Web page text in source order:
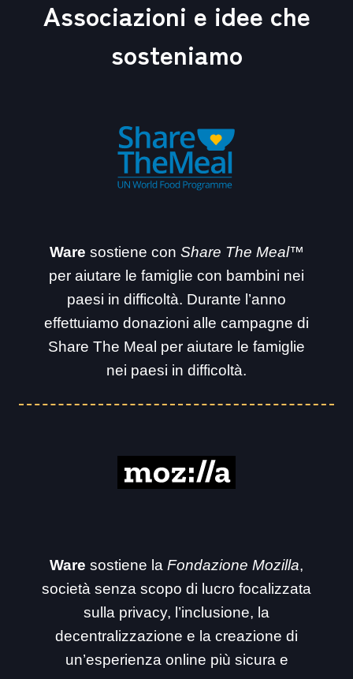
Associazioni e idee che
sosteniamo
Ware sostiene con Share The Meal™
per aiutare le famiglie con bambini nei
paesi in difficoltà. Durante l’anno
effettuiamo donazioni alle campagne di
Share The Meal per aiutare le famiglie
nei paesi in difficoltà.
Ware sostiene la Fondazione Mozilla,
società senza scopo di lucro focalizzata
sulla privacy, l’inclusione, la
decentralizzazione e la creazione di
un’esperienza online più sicura e